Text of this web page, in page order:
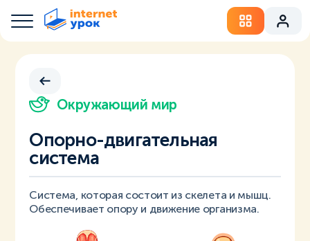
Окружающий мир
Опорно-двигательная
система
Система, которая состоит из скелета и мышц.
Обеспечивает опору и движение организма.